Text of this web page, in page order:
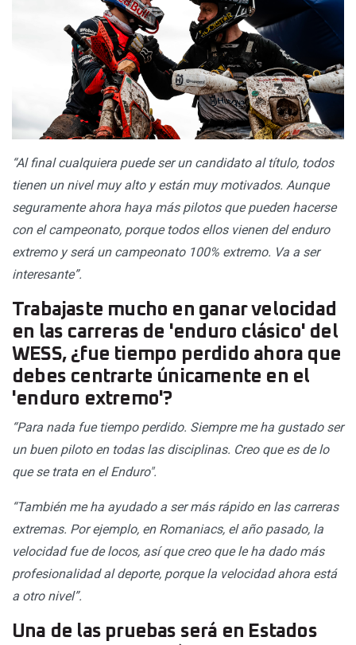
“Al final cualquiera puede ser un candidato al título, todos
tienen un nivel muy alto y están muy motivados. Aunque
seguramente ahora haya más pilotos que pueden hacerse
con el campeonato, porque todos ellos vienen del enduro
extremo y será un campeonato 100% extremo. Va a ser
interesante”.
Trabajaste mucho en ganar velocidad
en las carreras de 'enduro clásico' del
WESS, ¿fue tiempo perdido ahora que
debes centrarte únicamente en el
'enduro extremo'?
“Para nada fue tiempo perdido. Siempre me ha gustado ser
un buen piloto en todas las disciplinas. Creo que es de lo
que se trata en el Enduro".
“También me ha ayudado a ser más rápido en las carreras
extremas. Por ejemplo, en Romaniacs, el año pasado, la
velocidad fue de locos, así que creo que le ha dado más
profesionalidad al deporte, porque la velocidad ahora está
a otro nivel”.
Una de las pruebas será en Estados